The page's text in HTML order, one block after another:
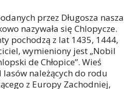
przez Długosza nasza
nazywała się Chlopycze.
pochodzą z lat 1435, 1444,
wymieniony jest „Nobil
de Chłopice”. Wieś
lasów należących do rodu
z Europy Zachodniej,